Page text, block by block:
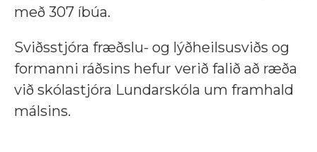
með 307 íbúa.
Sviðsstjóra fræðslu- og lýðheilsusviðs og
formanni ráðsins hefur verið falið að ræða
við skólastjóra Lundarskóla um framhald
málsins.